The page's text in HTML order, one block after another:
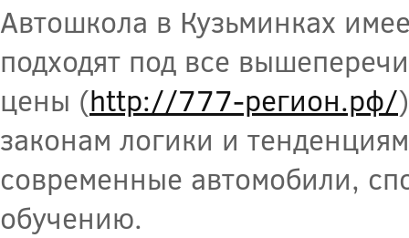
Автошкола в Кузьминках
подходят под все
цены (http://777-регион.рф/
законам логики и
современные автомобили,
обучению.